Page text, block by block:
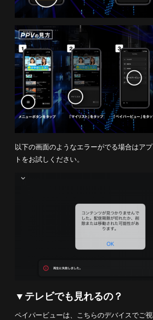
以下の画面のようなエラーがでる場合はア
トをお試しください。
▼テレビでも見れるの？
ペイパービューは、こちらのデバイスでご